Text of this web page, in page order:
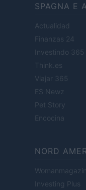
SPAGNA E
Actualidad
Finanzas 24
Investindo 365
Think.es
Viajar 365
ES Newz
Pet Story
Encocina
NORD
Investing Plus